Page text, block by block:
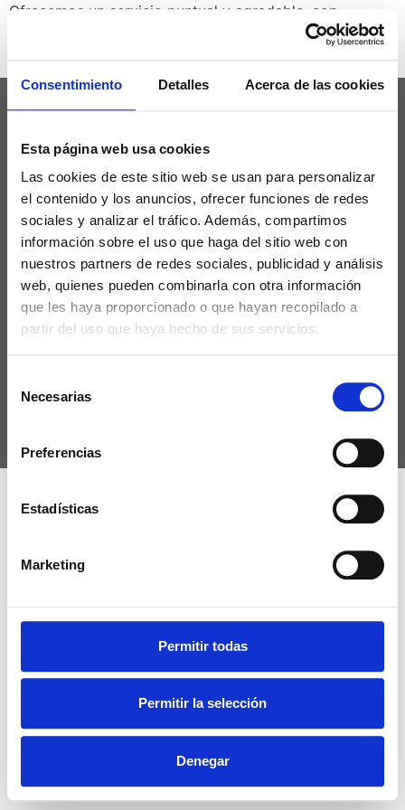
Consentimiento Detalles Acerca de las cookies
Esta página web usa cookies
Las cookies de este sitio web se usan para personalizar
el contenido y los anuncios, ofrecer funciones de redes
sociales y analizar el tráfico. Además, compartimos
información sobre el uso que haga del sitio web con
nuestros partners de redes sociales, publicidad y análisis
web, quienes pueden combinarla con otra información
que les haya proporcionado o que hayan recopilado a
partir del uso que haya hecho de sus servicios.
Necesarias
Preferencias
Estadísticas
Marketing
Permitir todas
Permitir la selección
Denegar
Ofrecemos un servicio puntual y agradable, con
vehículos nuevos Mercedes-Benz Clase V en perfectas
Aviso Legal
Política de Privacidad